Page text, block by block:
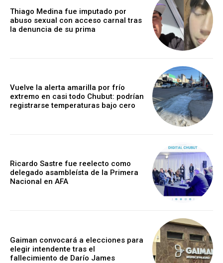
Thiago Medina fue imputado por
abuso sexual con acceso carnal tras
la denuncia de su prima
Vuelve la alerta amarilla por frío
extremo en casi todo Chubut: podrían
registrarse temperaturas bajo cero
Ricardo Sastre fue reelecto como
delegado asambleísta de la Primera
Nacional en AFA
Gaiman convocará a elecciones para
elegir intendente tras el
fallecimiento de Darío James